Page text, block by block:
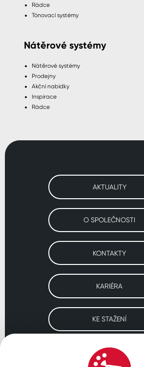
Rádce
Tónovací systémy
Nátěrové systémy
Nátěrové systémy
Prodejny
Akční nabídky
Inspirace
Rádce
AKTUALITY
O SPOLEČNOSTI
KONTAKTY
KARIÉRA
KE STAŽENÍ
Navštivte naše pobočky